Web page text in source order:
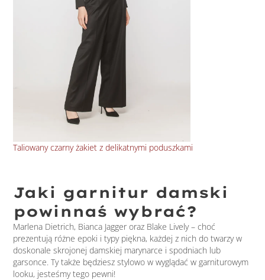
Taliowany czarny żakiet z delikatnymi poduszkami
Jaki garnitur damski
powinnaś wybrać?
Marlena Dietrich, Bianca Jagger oraz Blake Lively – choć
prezentują różne epoki i typy piękna, każdej z nich do twarzy w
doskonale skrojonej damskiej marynarce i spodniach lub
garsonce. Ty także będziesz stylowo w wyglądać w garniturowym
looku, jesteśmy tego pewni!